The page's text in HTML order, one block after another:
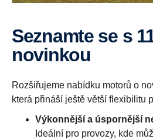
Seznamte se s 11litrovou
novinkou
Rozšiřujeme nabídku motorů o
která přináší ještě větší flexibilitu
Výkonnější a úspornější
Ideální pro provozy, kde